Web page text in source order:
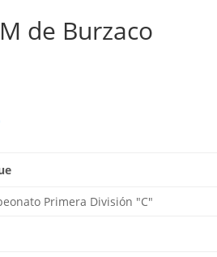
de Burzaco
Primera División "C"